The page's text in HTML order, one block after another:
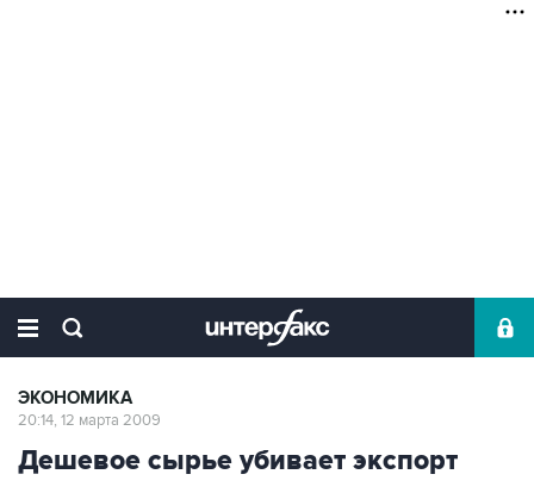
ЭКОНОМИКА
20:14, 12 марта 2009
Дешевое сырье убивает экспорт